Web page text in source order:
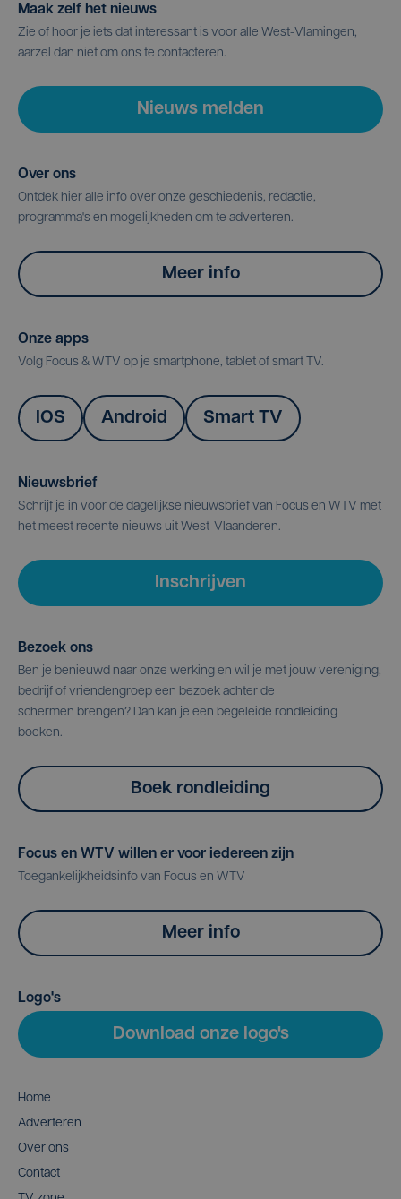
Maak zelf het nieuws
Zie of hoor je iets dat interessant is voor alle West-Vlamingen,
aarzel dan niet om ons te contacteren.
Nieuws melden
Over ons
Ontdek hier alle info over onze geschiedenis, redactie,
programma's en mogelijkheden om te adverteren.
Meer info
Onze apps
Volg Focus & WTV op je smartphone, tablet of smart TV.
IOS Android Smart TV
Nieuwsbrief
Schrijf je in voor de dagelijkse nieuwsbrief van Focus en WTV met
het meest recente nieuws uit West-Vlaanderen.
Inschrijven
Bezoek ons
Ben je benieuwd naar onze werking en wil je met jouw vereniging,
bedrijf of vriendengroep een bezoek achter de
schermen brengen? Dan kan je een begeleide rondleiding
boeken.
Boek rondleiding
Focus en WTV willen er voor iedereen zijn
Toegankelijkheidsinfo van Focus en WTV
Meer info
Logo's
Download onze logo's
Home
Adverteren
Over ons
Contact